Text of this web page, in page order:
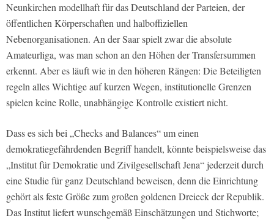
Neunkirchen modellhaft für das Deutschland der Parteien, der
öffentlichen Körperschaften und halboffiziellen
Nebenorganisationen. An der Saar spielt zwar die absolute
Amateurliga, was man schon an den Höhen der Transfersummen
erkennt. Aber es läuft wie in den höheren Rängen: Die Beteiligten
regeln alles Wichtige auf kurzen Wegen, institutionelle Grenzen
spielen keine Rolle, unabhängige Kontrolle existiert nicht.
Dass es sich bei „Checks and Balances“ um einen
demokratiegefährdenden Begriff handelt, könnte beispielsweise das
„Institut für Demokratie und Zivilgesellschaft Jena“ jederzeit durch
eine Studie für ganz Deutschland beweisen, denn die Einrichtung
gehört als feste Größe zum großen goldenen Dreieck der Republik.
Das Institut liefert wunschgemäß Einschätzungen und Stichworte;